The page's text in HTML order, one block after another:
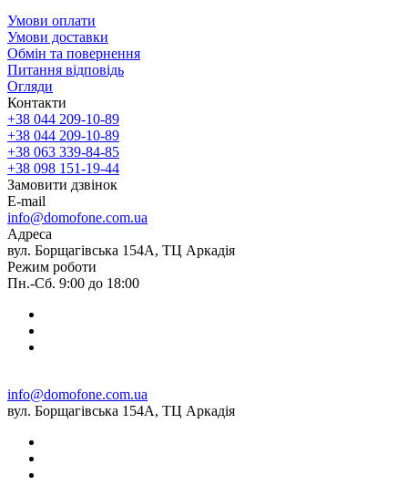
Умови оплати
Умови доставки
Обмін та повернення
Питання відповідь
Огляди
Контакти
+38 044 209-10-89
+38 044 209-10-89
+38 063 339-84-85
+38 098 151-19-44
Замовити дзвінок
E-mail
info@domofone.com.ua
Адреса
вул. Борщагівська 154А, ТЦ Аркадія
Режим роботи
Пн.-Сб. 9:00 до 18:00
info@domofone.com.ua
вул. Борщагівська 154А, ТЦ Аркадія